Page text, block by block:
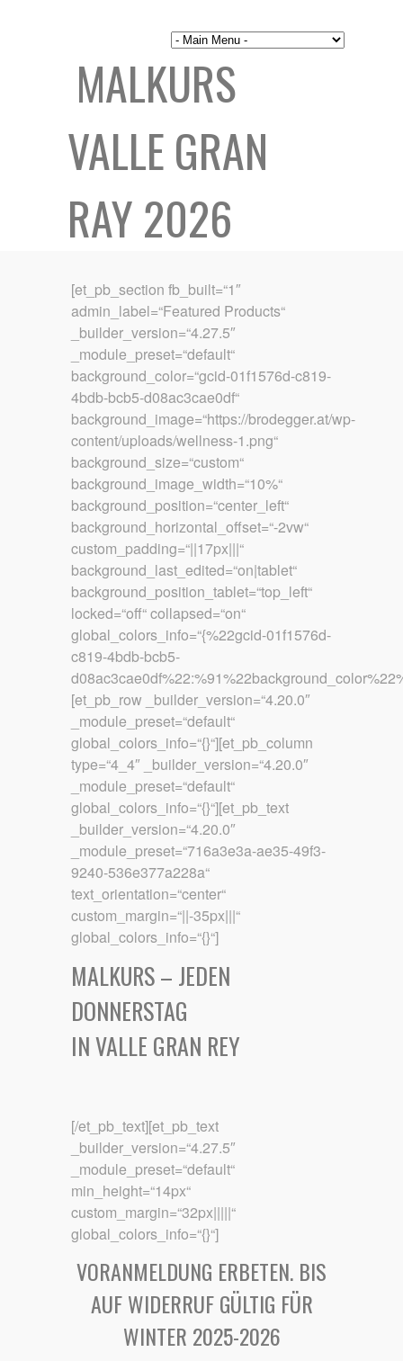
MALKURS
VALLE GRAN
RAY 2026
[et_pb_section fb_built=“1″
admin_label=“Featured Products“
_builder_version=“4.27.5″
_module_preset=“default“
background_color=“gcid-01f1576d-c819-
4bdb-bcb5-d08ac3cae0df“
background_image=“https://brodegger.at/wp-
content/uploads/wellness-1.png“
background_size=“custom“
background_image_width=“10%“
background_position=“center_left“
background_horizontal_offset=“-2vw“
custom_padding=“||17px|||“
background_last_edited=“on|tablet“
background_position_tablet=“top_left“
locked=“off“ collapsed=“on“
global_colors_info=“{%22gcid-01f1576d-
c819-4bdb-bcb5-
[et_pb_row _builder_version=“4.20.0″
_module_preset=“default“
global_colors_info=“{}“][et_pb_column
type=“4_4″ _builder_version=“4.20.0″
_module_preset=“default“
global_colors_info=“{}“][et_pb_text
_builder_version=“4.20.0″
_module_preset=“716a3e3a-ae35-49f3-
9240-536e377a228a“
text_orientation=“center“
custom_margin=“||-35px|||“
global_colors_info=“{}“]
MALKURS – JEDEN
DONNERSTAG
IN VALLE GRAN REY
[/et_pb_text][et_pb_text
_builder_version=“4.27.5″
_module_preset=“default“
min_height=“14px“
custom_margin=“32px|||||“
global_colors_info=“{}“]
VORANMELDUNG ERBETEN. BIS
AUF WIDERRUF GÜLTIG FÜR
WINTER 2025-2026